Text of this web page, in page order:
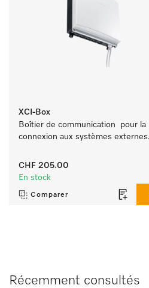
XCI-Box
Boîtier de communication  pour la
connexion aux systèmes externes.
CHF 205.00
En stock
Comparer
Récemment consultés